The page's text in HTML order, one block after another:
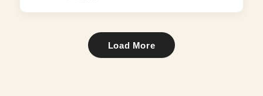
Load More